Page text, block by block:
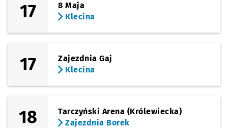
17
8 Maja
Klecina
17
Zajezdnia Gaj
Klecina
18
Tarczyński Arena (Królewiecka)
Zajezdnia Borek